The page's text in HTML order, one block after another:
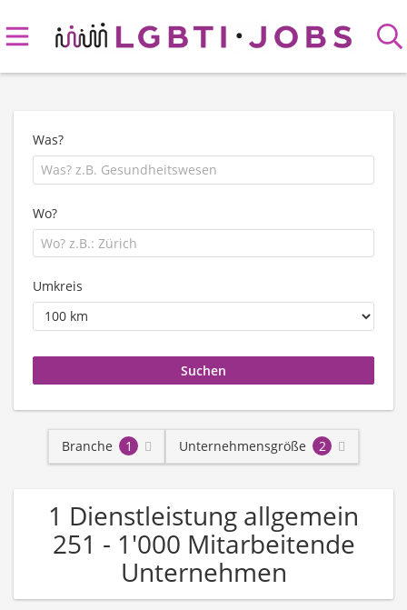
Was?
Wo?
Umkreis
Branche 1 Unternehmensgröße 2
1 Dienstleistung allgemein
251 - 1'000 Mitarbeitende
Unternehmen